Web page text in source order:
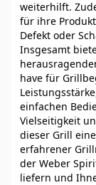
weiterhilft.
für ihre
Defekt oder
Insgesamt
have für
einfachen
Vielseitigkeit
dieser Grill
erfahrener
der Weber
liefern und